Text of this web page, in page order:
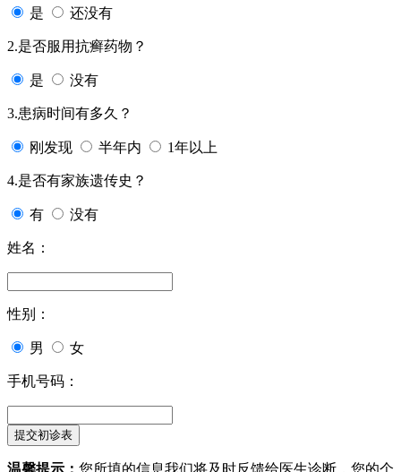
是 还没有
2.是否服用抗癣药物？
是 没有
3.患病时间有多久？
刚发现 半年内 1年以上
4.是否有家族遗传史？
有 没有
姓名：
性别：
男 女
手机号码：